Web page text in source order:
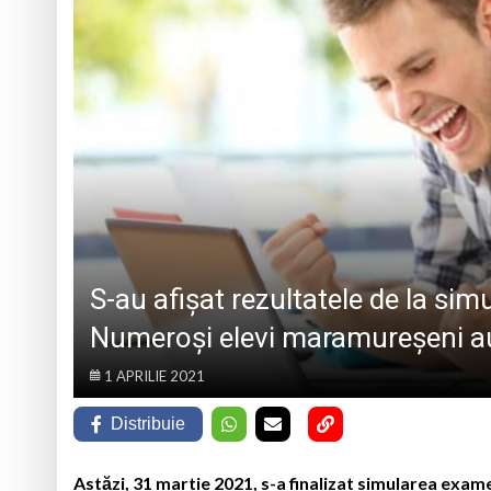
informare și
Mireșu Mare
Poezia
Zilele Comunei
Atenție, șoferi!
„LEGĂTURI LITERARE”
S-au afișat rezultatele de la
Numeroși elevi maramureșeni
1 APRILIE 2021
Distribuie
Astăzi, 31 martie 2021, s-a finalizat simularea